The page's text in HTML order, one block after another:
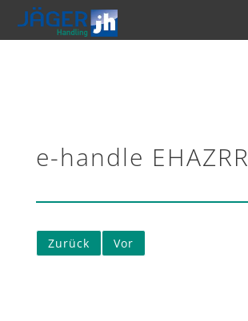
e-handle EHAZRR
Zurück Vor